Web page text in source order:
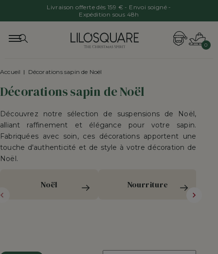
Livraison offerte dès 159 € - Envoi soigné -
Expédition sous 48h
0
Accueil Décorations sapin de Noël
Décorations sapin de Noël
Découvrez notre sélection de suspensions de Noël,
alliant raffinement et élégance pour votre sapin.
Fabriquées avec soin, ces décorations apportent une
touche d'authenticité et de style à votre décoration de
Noël.
Noël Nourriture